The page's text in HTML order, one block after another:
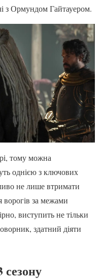
з Ормундом Гайтауером.
тому можна
однією з ключових
не лише втримати
за межами
виступить не тільки
здатний діяти
сезону